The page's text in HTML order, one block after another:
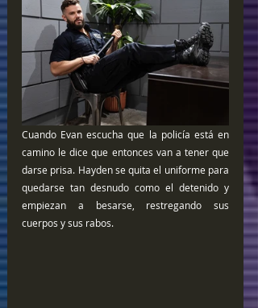
Cuando Evan escucha que la policía está en
camino le dice que entonces van a tener que
darse prisa. Hayden se quita el uniforme para
quedarse tan desnudo como el detenido y
empiezan a besarse, restregando sus
cuerpos y sus rabos.